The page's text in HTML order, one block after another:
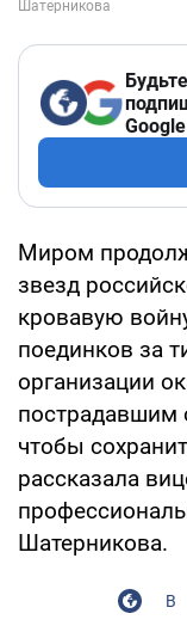
Google
Миром
звезд
кровавую
поединков за
организации
пострадавшим
чтобы
рассказала
Шатерникова.